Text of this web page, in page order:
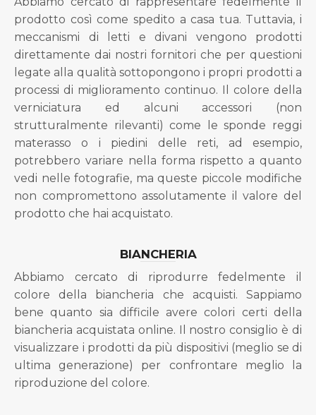
prodotto così come spedito a casa tua. Tuttavia, i
meccanismi di letti e divani vengono prodotti
direttamente dai nostri fornitori che per questioni
legate alla qualità sottopongono i propri prodotti a
processi di miglioramento continuo. Il colore della
verniciatura ed alcuni accessori (non
strutturalmente rilevanti) come le sponde reggi
materasso o i piedini delle reti, ad esempio,
potrebbero variare nella forma rispetto a quanto
vedi nelle fotografie, ma queste piccole modifiche
non compromettono assolutamente il valore del
prodotto che hai acquistato.
BIANCHERIA
Abbiamo cercato di riprodurre fedelmente il
colore della biancheria che acquisti. Sappiamo
bene quanto sia difficile avere colori certi della
biancheria acquistata online. Il nostro consiglio è di
visualizzare i prodotti da più dispositivi (meglio se di
ultima generazione) per confrontare meglio la
riproduzione del colore.